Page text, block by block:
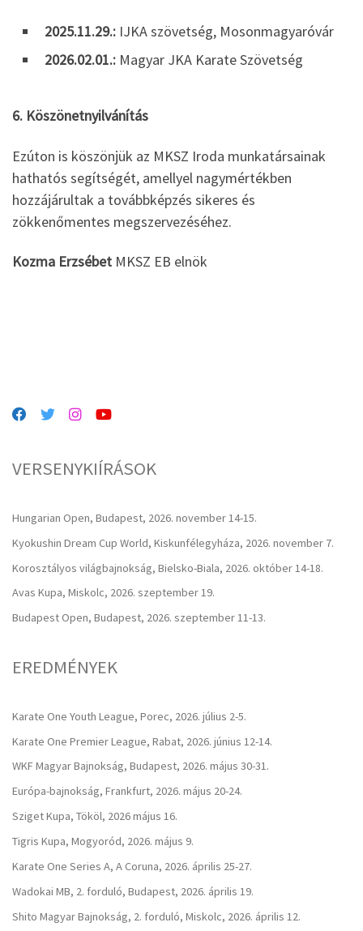
2025.11.29.: IJKA szövetség, Mosonmagyaróvár
2026.02.01.: Magyar JKA Karate Szövetség
6. Köszönetnyilvánítás
Ezúton is köszönjük az MKSZ Iroda munkatársainak
hathatós segítségét, amellyel nagymértékben
hozzájárultak a továbbképzés sikeres és
zökkenőmentes megszervezéséhez.
Kozma Erzsébet MKSZ EB elnök
VERSENYKIÍRÁSOK
Hungarian Open, Budapest, 2026. november 14-15.
Kyokushin Dream Cup World, Kiskunfélegyháza, 2026. november 7.
Korosztályos világbajnokság, Bielsko-Biala, 2026. október 14-18.
Avas Kupa, Miskolc, 2026. szeptember 19.
Budapest Open, Budapest, 2026. szeptember 11-13.
EREDMÉNYEK
Karate One Youth League, Porec, 2026. július 2-5.
Karate One Premier League, Rabat, 2026. június 12-14.
WKF Magyar Bajnokság, Budapest, 2026. május 30-31.
Európa-bajnokság, Frankfurt, 2026. május 20-24.
Sziget Kupa, Tököl, 2026 május 16.
Tigris Kupa, Mogyoród, 2026. május 9.
Karate One Series A, A Coruna, 2026. április 25-27.
Wadokai MB, 2. forduló, Budapest, 2026. április 19.
Shito Magyar Bajnokság, 2. forduló, Miskolc, 2026. április 12.